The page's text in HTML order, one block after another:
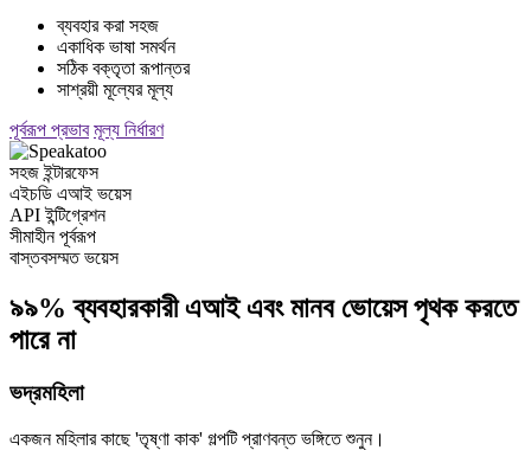
ব্যবহার করা সহজ
একাধিক ভাষা সমর্থন
সঠিক বক্তৃতা রূপান্তর
সাশ্রয়ী মূল্যের মূল্য
পূর্বরূপ প্রভাব মূল্য নির্ধারণ
সহজ ইন্টারফেস
এইচডি এআই ভয়েস
API ইন্টিগ্রেশন
সীমাহীন পূর্বরূপ
বাস্তবসম্মত ভয়েস
৯৯% ব্যবহারকারী এআই এবং মানব ভোয়েস পৃথক করতে
পারে না
ভদ্রমহিলা
একজন মহিলার কাছে 'তৃষ্ণা কাক' গল্পটি প্রাণবন্ত ভঙ্গিতে শুনুন।